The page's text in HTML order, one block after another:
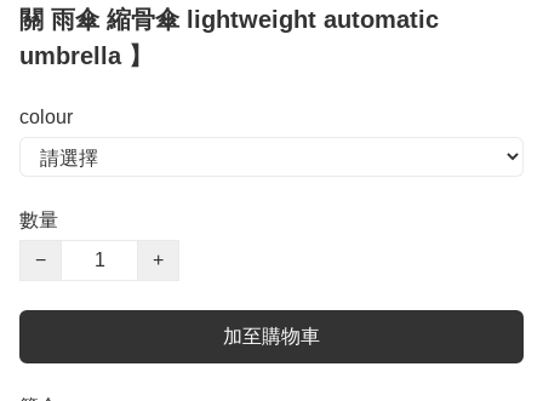
關 雨傘 縮骨傘 lightweight automatic
umbrella 】
colour
數量
−
+
加至購物車